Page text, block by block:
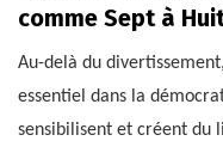
comme Sept à
Au-delà du
essentiel dans la
sensibilisent et créent du